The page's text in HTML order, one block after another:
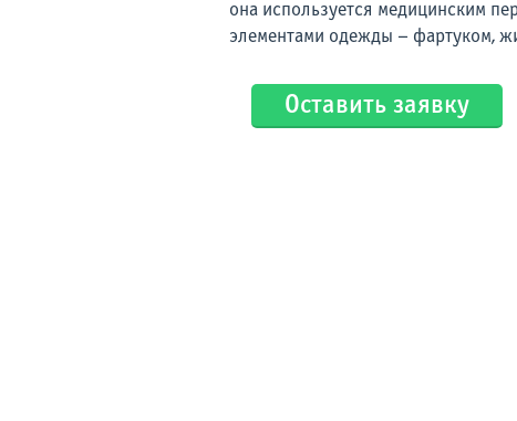
она используется медицинским
элементами одежды – фартуком,
Оставить заявку